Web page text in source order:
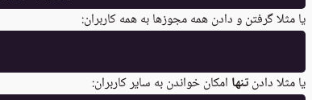
یا مثلا گرفتن و دادن همه مجوزها به همه کاربران:
یا مثلا دادنتنها امکان خواندن به سایر کاربران: